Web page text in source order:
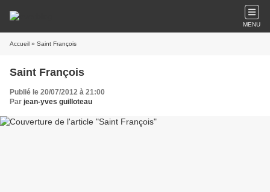
MENU
Accueil » Saint François
Saint François
Publié le 20/07/2012 à 21:00
Par jean-yves guilloteau